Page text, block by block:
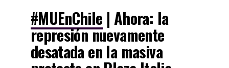
#MUEnChile | Ahora: la
represión nuevamente
desatada en la masiva